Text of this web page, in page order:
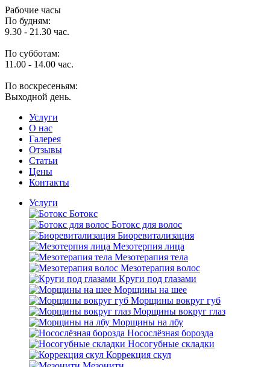
Рабочие часы
По будням:
9.30 - 21.30 час.
По субботам:
11.00 - 14.00 час.
По воскресеньям:
Выходной день.
Услуги
O нас
Галерея
Отзывы
Статьи
Цены
Контакты
Услуги
Ботокс
Ботокс для волос
Биоревитализация
Мезотерпия лица
Мезотерапия тела
Мезотерапия волос
Круги под глазами
Морщины на шее
Морщины вокруг губ
Морщины вокруг глаз
Морщины на лбу
Носослёзная борозда
Носогубные складки
Коррекция скул